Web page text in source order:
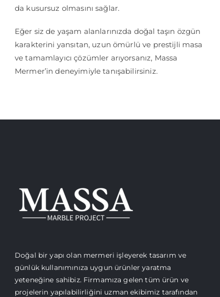
da kusursuz olmasını sağlar.
Eğer siz de yaşam alanlarınızda doğal taşın özgün
karakterini yansıtan, uzun ömürlü ve prestijli masa
ve tamamlayıcı çözümler arıyorsanız, Massa
Mermer’in deneyimiyle tanışabilirsiniz.
Doğal bir yapı olan mermeri işleyerek tasarım ve
günlük kullanımınıza uygun ürünler yaratma
yeteneğine sahibiz. Firmamıza gelen tüm ürün ve
projelerin yapılabilirliğini uzman ekibimiz tarafından